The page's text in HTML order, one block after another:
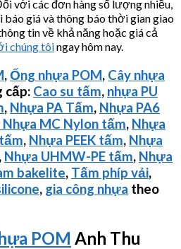
với các đơn hàng số lượng nhiều,
báo giá và thông báo thời gian giao
tin về khả năng hoặc giá cả
chúng tôingay hôm nay.
,Ống nhựa POM, Cây nhựa
cấp: Cao su tấm, nhựa PU
, Nhựa PA Tấm, Nhựa PA6
Nhựa MC Nylon tấm, Nhựa
, Nhựa PEEK tấm, Nhựa
, Nhựa UHMW-PE tấm, Nhựa
bakelite, Tấm phíp vải,
, gia công nhựa theo
POM Anh Thu